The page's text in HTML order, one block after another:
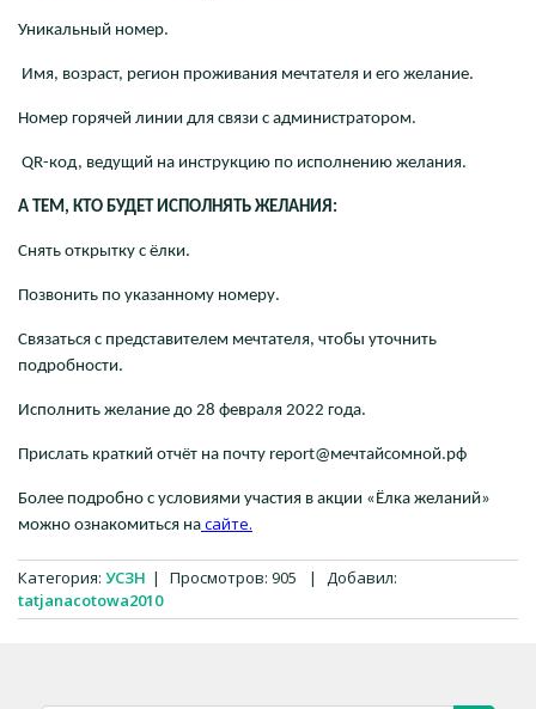
Уникальный номер.
Имя, возраст, регион проживания мечтателя и его желание.
Номер горячей линии для связи с администратором.
QR-код, ведущий на инструкцию по исполнению желания.
А ТЕМ, КТО БУДЕТ ИСПОЛНЯТЬ ЖЕЛАНИЯ:
Снять открытку с ёлки.
Позвонить по указанному номеру.
Связаться с представителем мечтателя, чтобы уточнить
подробности.
Исполнить желание до 28 февраля 2022 года.
Прислать краткий отчёт на почту report@мечтайсомной.рф
Более подробно с условиями участия в акции «Ёлка желаний»
можно ознакомиться на сайте.
Категория: УСЗН | Просмотров: 905 | Добавил:
tatjanacotowa2010